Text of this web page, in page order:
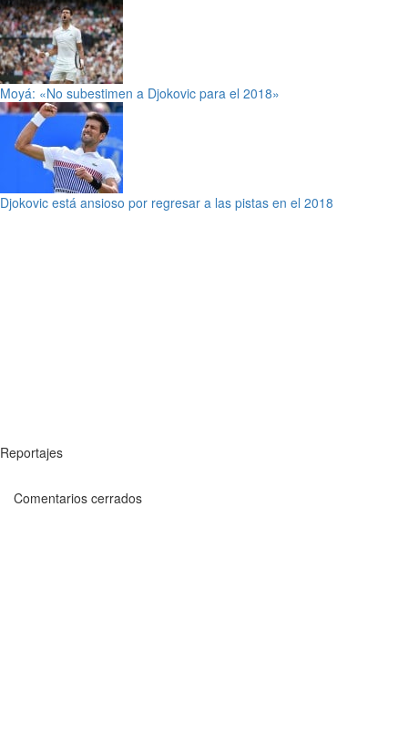
Moyá: «No subestimen a Djokovic para el 2018»
Djokovic está ansioso por regresar a las pistas en el 2018
Reportajes
Comentarios cerrados